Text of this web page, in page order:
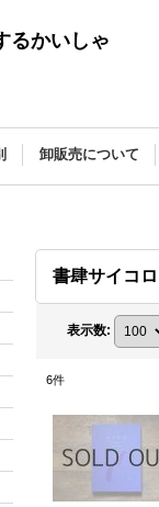
るかいしゃ
卸販売について
書肆サイコロ
表示数:
6件